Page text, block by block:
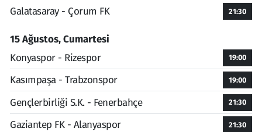
Galatasaray - Çorum FK
21:30
15 Ağustos, Cumartesi
Konyaspor - Rizespor
19:00
Kasımpaşa - Trabzonspor 19:00
Gençlerbirliği S.K. - Fenerbahçe 21:30
Gaziantep FK - Alanyaspor 21:30